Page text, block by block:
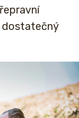
dostatečný